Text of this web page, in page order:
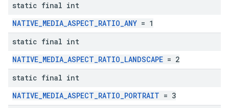
static final int
NATIVE_MEDIA_ASPECT_RATIO_ANY = 1
static final int
NATIVE_MEDIA_ASPECT_RATIO_LANDSCAPE = 2
static final int
NATIVE_MEDIA_ASPECT_RATIO_PORTRAIT = 3